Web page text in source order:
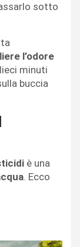
sotto
l’odore
minuti
buccia
è una
. Ecco